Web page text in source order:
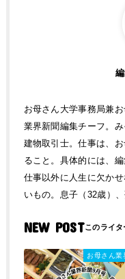
お母さん大学事務局兼
業界新聞編集チーフ。
建物取引士。仕事は、
ること。具体的には、
仕事以外に人生に欠か
いもの。息子（32歳）、
NEW POST
お母さん業